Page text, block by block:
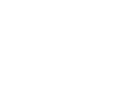
prvašića: 25. lipnja u